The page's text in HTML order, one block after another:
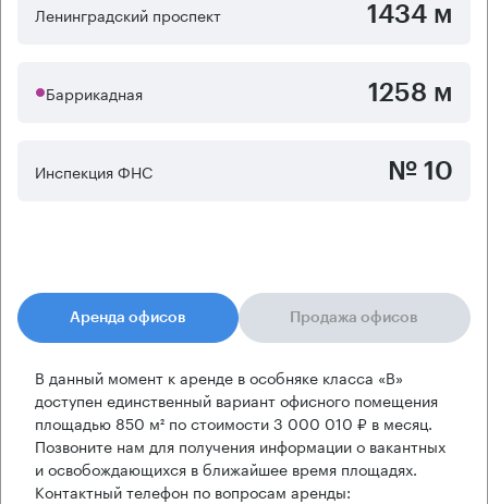
Ленинградский проспект 1434 м
Баррикадная 1258 м
Инспекция ФНС № 10
Аренда офисов Продажа офисов
В данный момент к аренде в особняке класса «B»
доступен единственный вариант офисного помещения
площадью 850 м² по стоимости 3 000 010 ₽ в месяц.
Позвоните нам для получения информации о вакантных
и освобождающихся в ближайшее время площадях.
Контактный телефон по вопросам аренды: